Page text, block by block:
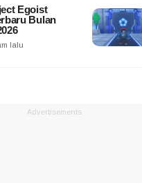
Egoist
Bulan
lalu
Advertisements